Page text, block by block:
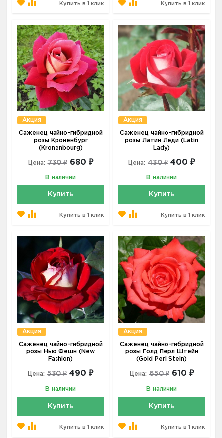
Купить в 1 клик Купить в 1 клик
Акция
Саженец чайно-гибридной
розы Кроненбург
(Kronenbourg)
Цена: 730 ₽ 680 ₽
В наличии
Купить
Купить в 1 клик
Акция
Саженец чайно-гибридной
розы Латин Леди (Latin
Lady)
Цена: 430 ₽ 400 ₽
В наличии
Купить
Купить в 1 клик
Акция
Саженец чайно-гибридной
розы Нью Фешн (New
Fashion)
Цена: 530 ₽ 490 ₽
В наличии
Купить
Купить в 1 клик
Акция
Саженец чайно-гибридной
розы Голд Перл Штейн
(Gold Perl Stein)
Цена: 650 ₽ 610 ₽
В наличии
Купить
Купить в 1 клик